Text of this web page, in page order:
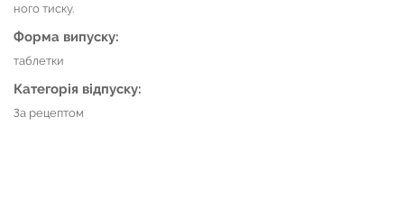
ного тиску.
Форма випуску:
таблетки
Категорія відпуску:
За рецептом